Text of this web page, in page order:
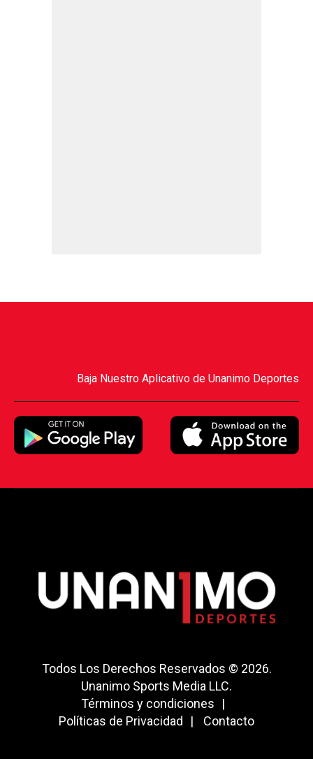
Baja Nuestro Aplicativo de Unanimo Deportes
Todos Los Derechos Reservados © 2026.
Unanimo Sports Media LLC.
Términos y condiciones
Políticas de Privacidad
Contacto